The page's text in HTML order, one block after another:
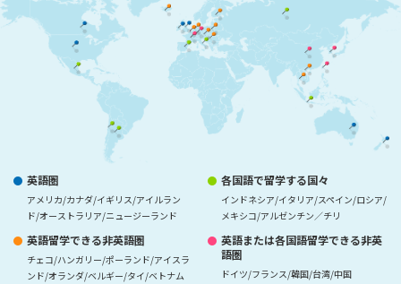
英語圏
アメリカ/カナダ/イギリス/アイルラン
ド/オーストラリア/ニュージーランド
各国語で留学する国々
インドネシア/イタリア/スペイン/ロシア/
メキシコ/アルゼンチン／チリ
英語留学できる非英語圏
チェコ/ハンガリー/ポーランド/アイスラ
ンド/オランダ/ベルギー/タイ/ベトナム
英語または各国語留学できる非英
語圏
ドイツ/フランス/韓国/台湾/中国